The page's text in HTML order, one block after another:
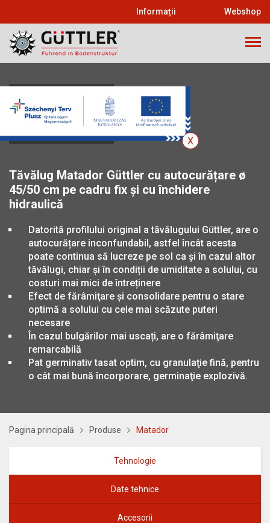
Informații Webshop
MATADOR
Tăvălug Matador Güttler cu autocurățare ø
45/50 cm pe cadru fix și cu închidere
hidraulică
Datorită profilului original a tăvălugului Güttler, are o
autocurățare inconfundabil, astfel încât acesta
poate continua să lucreze pe sol ca și în cazul altor
tăvălugi, chiar și în condiții de umiditate a solului, cu
costuri mai mici de întreținere
Efect de fărâmiţare și consolidare pentru o stare
optimă a solului cu cele mai scăzute puteri
necesare
În cazul bulgărilor mai uscați, are o fărâmiţare
remarcabilă
Pat germinativ tasat optim, cu granulaţie fină, pentru
o cât mai bună încorporare, germinaţie explozivă.
Pagina principală Produse Matador
Tehnologie
Date tehnice
Accesorii